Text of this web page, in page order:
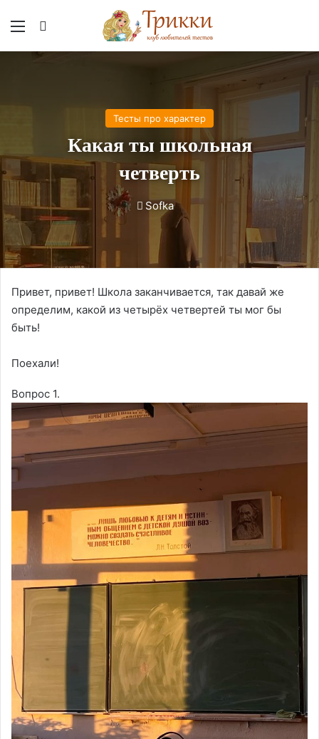
Меню
Тесты про характер
Какая ты школьная
четверть
Sofka
Привет, привет! Школа заканчивается, так давай же
определим, какой из четырёх четвертей ты мог бы
быть!
Поехали!
Вопрос 1.